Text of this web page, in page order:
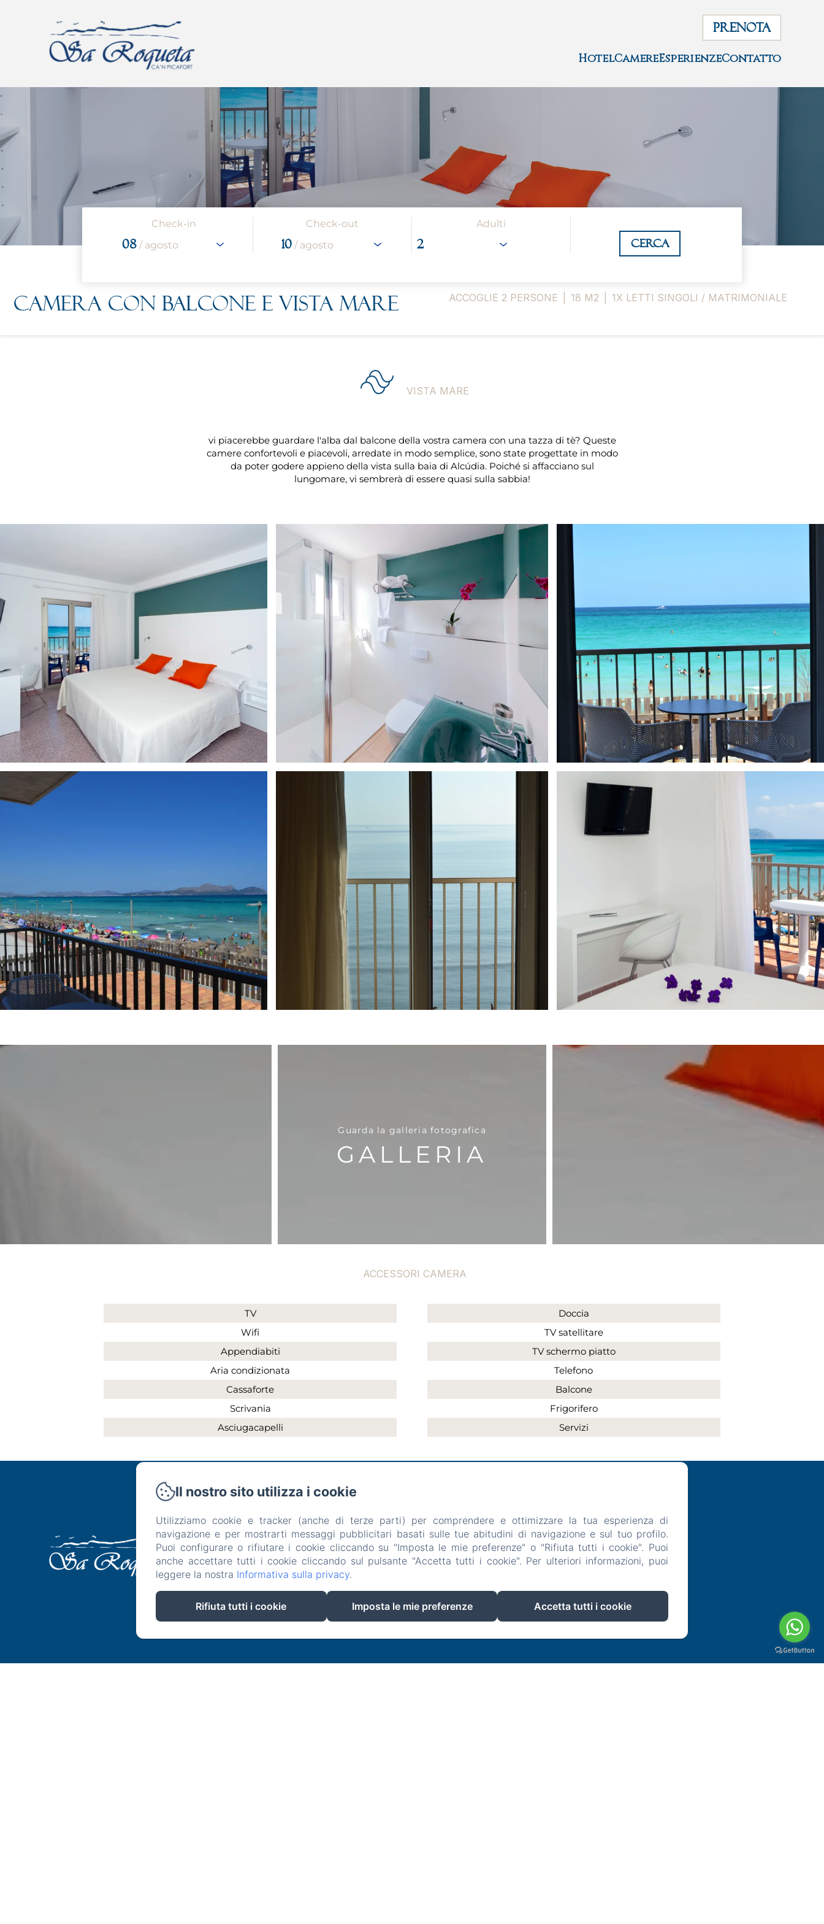
PRENOTA
HotelCamereEsperienzeContatto
Check-in
08 / agosto
Check-out
10 / agosto
Adulti
Cerca
Camera con balcone e vista mare ACCOGLIE 2 PERSONE 18 M2 1X LETTI SINGOLI / MATRIMONIALE
VISTA MARE
vi piacerebbe guardare l'alba dal balcone della vostra camera con una tazza di tè? Queste
camere confortevoli e piacevoli, arredate in modo semplice, sono state progettate in modo
da poter godere appieno della vista sulla baia di Alcúdia. Poiché si affacciano sul
lungomare, vi sembrerà di essere quasi sulla sabbia!
Guarda la galleria fotografica
GALLERIA
ACCESSORI CAMERA
TV
Wifi
Appendiabiti
Aria condizionata
Cassaforte
Scrivania
Asciugacapelli
Doccia
TV satellitare
TV schermo piatto
Telefono
Balcone
Frigorifero
Servizi
hotelsaroqueta@gmail.com
Hotel
Ristora Esperienze Posizione Contatto Informativa Privacy
Note legali
Informazioni sui cookie
Il nostro sito utilizza i cookie
Utilizziamo cookie e tracker (anche di terze parti) per comprendere e ottimizzare la tua esperienza di
navigazione e per mostrarti messaggi pubblicitari basati sulle tue abitudini di navigazione e sul tuo profilo.
Puoi configurare o rifiutare i cookie cliccando su "Imposta le mie preferenze" o "Rifiuta tutti i cookie". Puoi
anche accettare tutti i cookie cliccando sul pulsante "Accetta tutti i cookie". Per ulteriori informazioni, puoi
leggere la nostra Informativa sulla privacy.
Rifiuta tutti i cookie Imposta le mie preferenze Accetta tutti i cookie